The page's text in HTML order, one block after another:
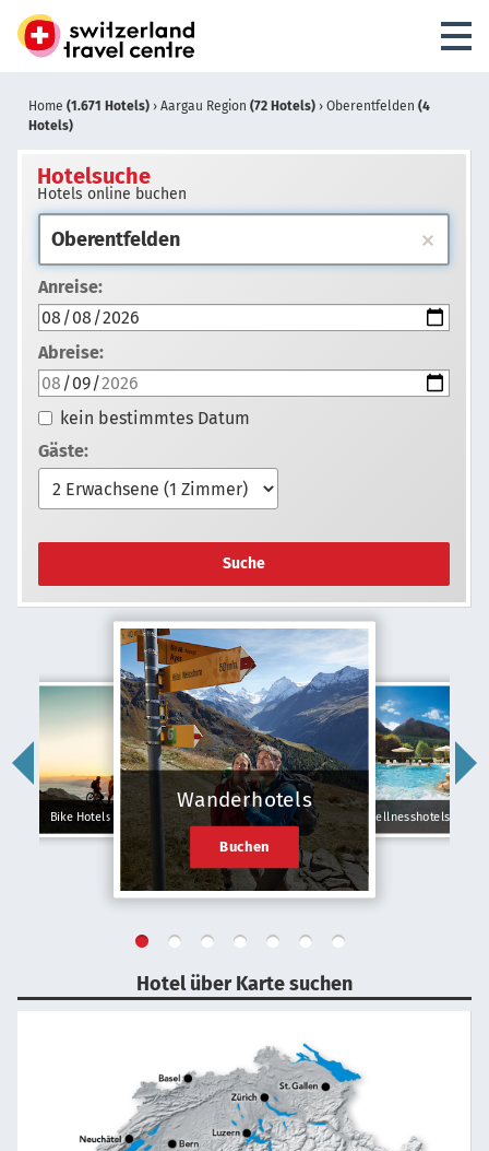
Home (1.671 Hotels) › Aargau Region (72 Hotels) › Oberentfelden (4
Hotels)
Hotelsuche
Hotels online buchen
Anreise:
Abreise:
kein bestimmtes Datum
Gäste:
Suche
Bike Hotels
Wanderhotels
Buchen
Wellnesshotels
Hotel über Karte suchen